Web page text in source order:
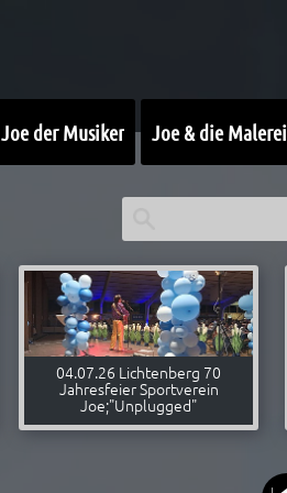
Joe der Musiker Joe & die Malerei
04.07.26 Lichtenberg 70
Jahresfeier Sportverein
Joe;"Unplugged"